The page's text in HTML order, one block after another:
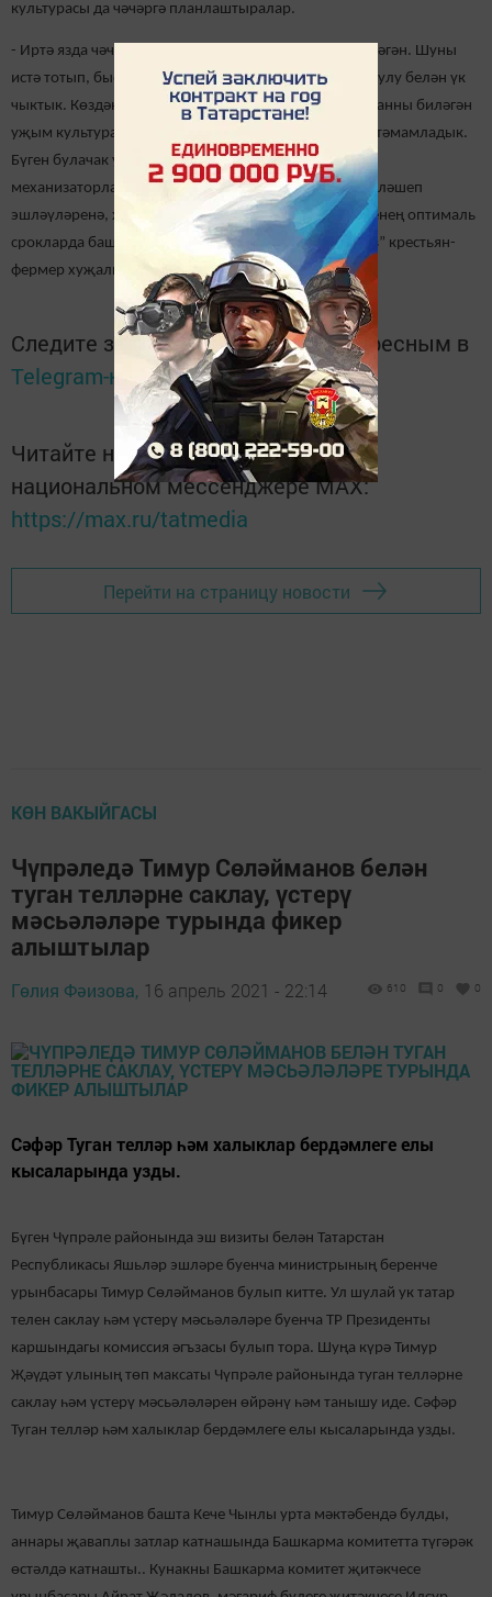
культурасы да чәчәргә планлаштыралар.
- Иртә язда чәчкән - откан дип халык юкка гына әйтмәгән. Шуны
истә тотып, быел да басуларга беренче мөмкинлек булу белән үк
чыктык. Көздән чәчеп калдырылган 300 гектар мәйданны биләгән
уҗым культураларын ашлама белән тукландыруны тәмамладык.
Бүген булачак уңышның язмышы хәл ителә. Ул
механизаторларның, белгечләрнең килешеп, киңәшләшеп
эшләүләренә, хезмәтне оештыруга, чәчү кампаниясенең оптималь
срокларда башкарылуына бәйле,-ди “И.Ф.Махмутов” крестьян-
фермер хуҗалыгы җитәкчесе Ильмир Мәхмүтов.
Следите за самым важным и интересным в
Telegram-каналеТатмедиа
Читайте новости Татарстана в
национальном мессенджере MАХ:
https://max.ru/tatmedia
Перейти на страницу новости
КӨН ВАКЫЙГАСЫ
Чүпрәледә Тимур Сөләйманов белән
туган телләрне саклау, үстерү
мәсьәләләре турында фикер
алыштылар
Гөлия Фәизова, 16 апрель 2021 - 22:14 610 0 0
Сәфәр Туган телләр һәм халыклар бердәмлеге елы
кысаларында узды.
Бүген Чүпрәле районында эш визиты белән Татарстан
Республикасы Яшьләр эшләре буенча министрының беренче
урынбасары Тимур Сөләйманов булып китте. Ул шулай ук татар
телен саклау һәм үстерү мәсьәләләре буенча ТР Президенты
каршындагы комиссия әгъзасы булып тора. Шуңа күрә Тимур
Җәүдәт улының төп максаты Чүпрәле районында туган телләрне
саклау һәм үстерү мәсьәләләрен өйрәнү һәм танышу иде. Сәфәр
Туган телләр һәм халыклар бердәмлеге елы кысаларында узды.
Тимур Сөләйманов башта Кече Чынлы урта мәктәбендә булды,
аннары җаваплы затлар катнашында Башкарма комитетта түгәрәк
өстәлдә катнашты.. Кунакны Башкарма комитет җитәкчесе